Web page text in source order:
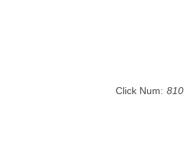
Click Num: 810